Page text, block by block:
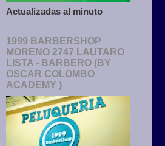
Actualizadas al minuto
1999 BARBERSHOP
MORENO 2747 LAUTARO
LISTA - BARBERO (BY
OSCAR COLOMBO
ACADEMY )